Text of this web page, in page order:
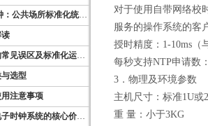
RC521 自动授时数字时钟：公共场所标准化统一计时终端
读
电子时钟系统施工安装的常见误区及标准化运维管理规范
选型
注意事项
数字时代的时空基石：电子时钟系统的核心价值与多维意义
对于使用自带网络校
服务的操作系统的客
授时精度：1-10ms（
每秒支持NTP申请数
3．物理及环境参数
主机尺寸：标准1U或
重 量：小于3KG